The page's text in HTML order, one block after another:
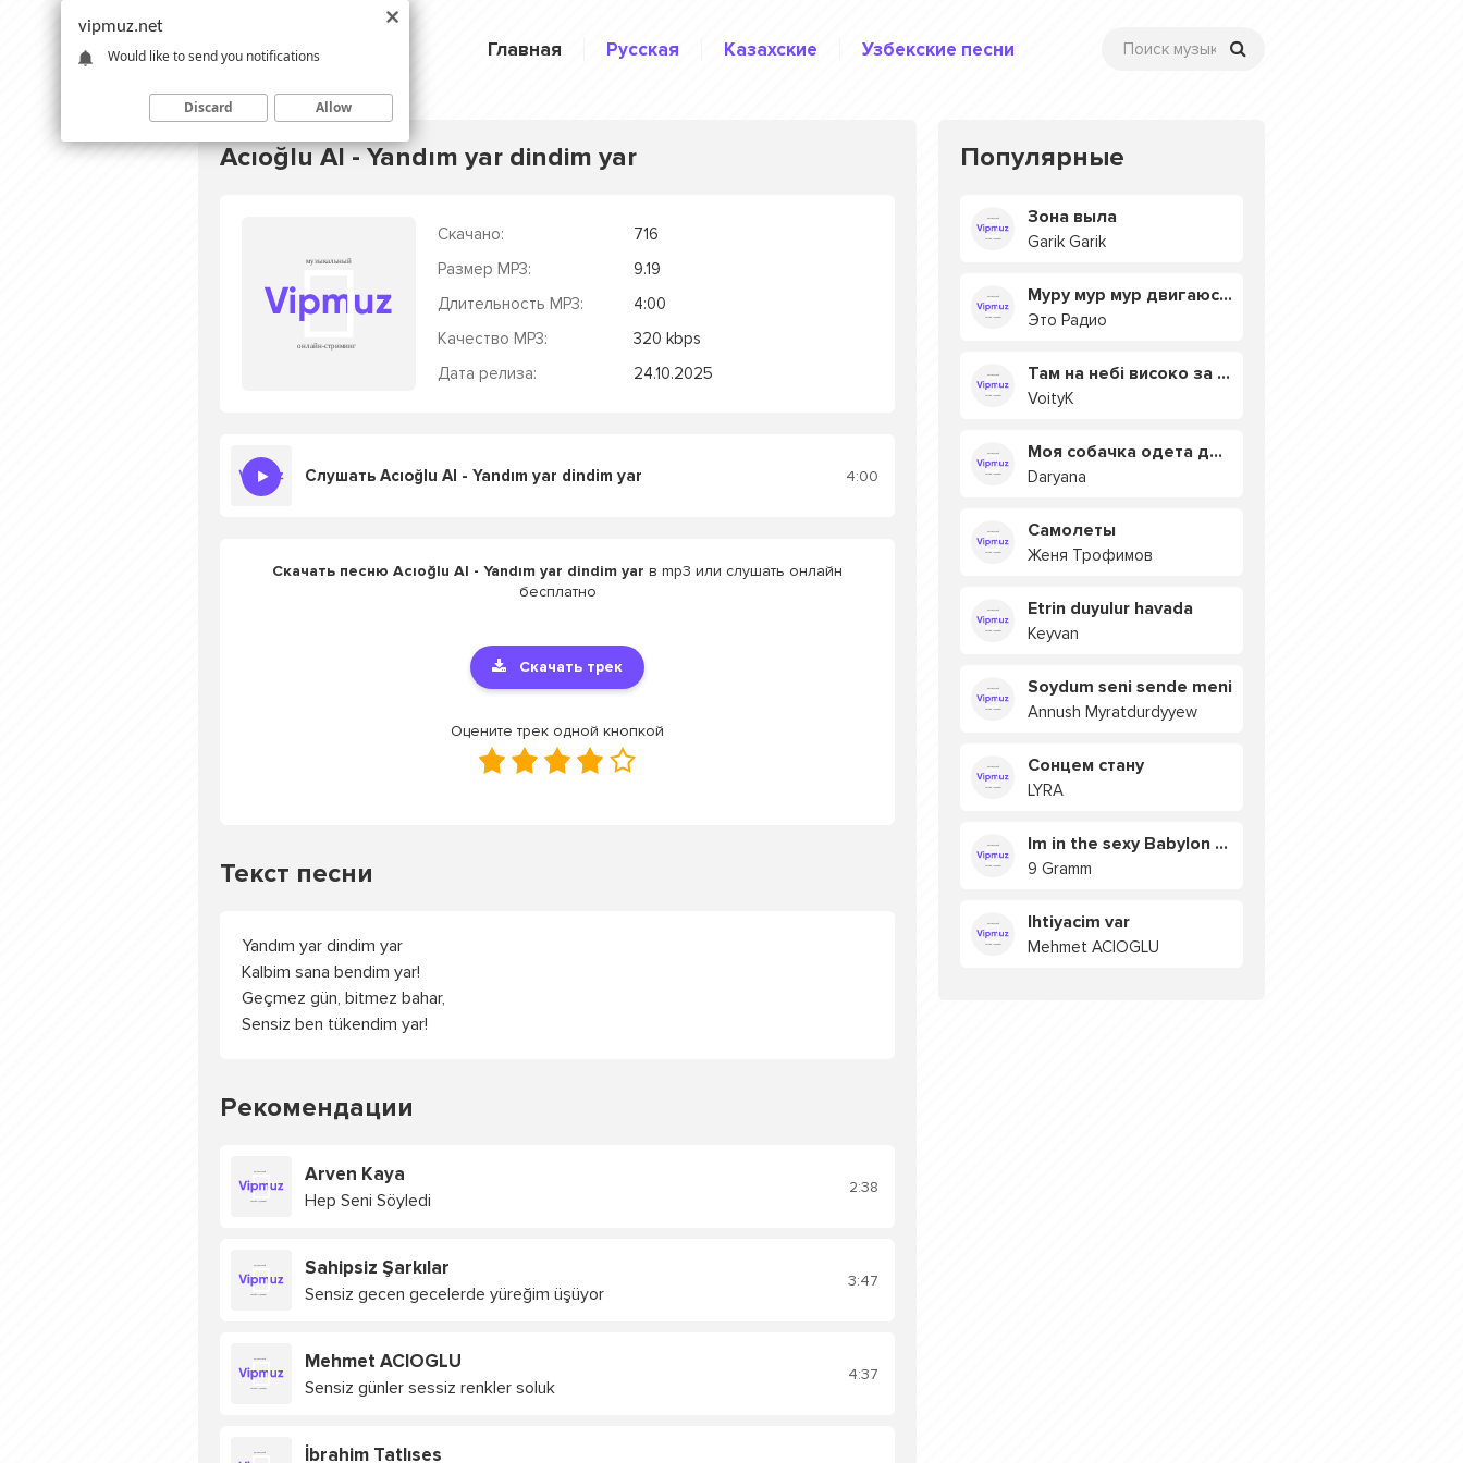
Главная Русская Казахские Узбекские песни
Acıoğlu AI - Yandım yar dindim yar
Скачано:
716
Размер MP3:
9.19
Длительность MP3:
4:00
Качество MP3:
320 kbps
Дата релиза:
24.10.2025
Слушать Acıoğlu AI - Yandım yar dindim yar 4:00
Скачать песню Acıoğlu AI - Yandım yar dindim yar в mp3 или слушать онлайн
бесплатно
Скачать трек
Оцените трек одной кнопкой
Текст песни
Yandım yar dindim yar
Kalbim sana bendim yar!
Geçmez gün, bitmez bahar,
Sensiz ben tükendim yar!
Рекомендации
Arven Kaya
Hep Seni Söyledi
2:38
Sahipsiz Şarkılar
Sensiz gecen gecelerde yüreğim üşüyor
3:47
Mehmet ACIOGLU
Sensiz günler sessiz renkler soluk
4:37
İbrahim Tatlıses
Популярные
Зона выла
Garik Garik
Муру мур мур двигаюсь на мурмулях
Это Радио
Там на небі високо за хмарами
VoityK
Моя собачка одета дороже тебя
Daryana
Самолеты
Женя Трофимов
Etrin duyulur havada
Keyvan
Soydum seni sende meni
Annush Myratdurdyyew
Сонцем стану
LYRA
Im in the sexy Babylon БУЯ
9 Gramm
Ihtiyacim var
Mehmet ACIOGLU
vipmuz.net
Would like to send you notifications
Discard Allow